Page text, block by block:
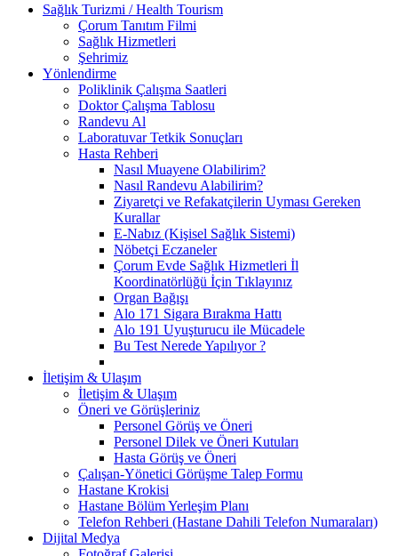
Sağlık Turizmi / Health Tourism
Çorum Tanıtım Filmi
Sağlık Hizmetleri
Şehrimiz
Yönlendirme
Poliklinik Çalışma Saatleri
Doktor Çalışma Tablosu
Randevu Al
Laboratuvar Tetkik Sonuçları
Hasta Rehberi
Nasıl Muayene Olabilirim?
Nasıl Randevu Alabilirim?
Ziyaretçi ve Refakatçilerin Uyması Gereken
Kurallar
E-Nabız (Kişisel Sağlık Sistemi)
Nöbetçi Eczaneler
Çorum Evde Sağlık Hizmetleri İl
Koordinatörlüğü İçin Tıklayınız
Organ Bağışı
Alo 171 Sigara Bırakma Hattı
Alo 191 Uyuşturucu ile Mücadele
Bu Test Nerede Yapılıyor ?
İletişim & Ulaşım
İletişim & Ulaşım
Öneri ve Görüşleriniz
Personel Görüş ve Öneri
Personel Dilek ve Öneri Kutuları
Hasta Görüş ve Öneri
Çalışan-Yönetici Görüşme Talep Formu
Hastane Krokisi
Hastane Bölüm Yerleşim Planı
Telefon Rehberi (Hastane Dahili Telefon Numaraları)
Dijital Medya